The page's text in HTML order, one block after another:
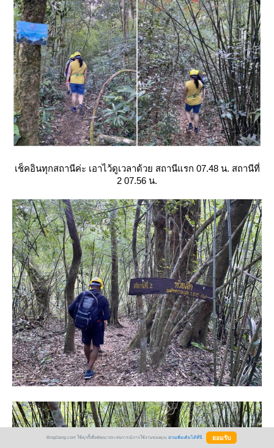
เช็คอินทุกสถานีค่ะ เอาไว้ดูเวลาด้วย สถานีแรก 07.48 น. สถานีที่
2 07.56 น.
BlogGang.com ใช้คุกกี้เพื่อพัฒนาประสบการณ์การใช้งานของคุณ อ่านเพิ่มเติมได้ที่นี่